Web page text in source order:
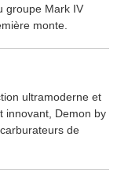
groupe Mark IV
monte.
ultramoderne et
innovant, Demon by
de